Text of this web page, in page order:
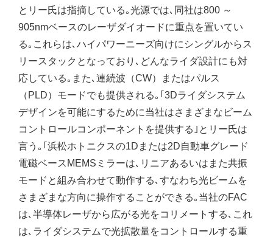
とリー氏は指摘している｡光源では､同社は800 ～
905nmベースのレーザダイオードに重点を置いてい
る｡これらは､ハイパワーニーズ向けにシングルからス
リースタックとなっており､どんなライダ設計にも対
応している｡また､連続波（CW）またはパルス
（PLD）モードでも提供される｡｢3Dライダシステム
デザインを可能にするために当社はさまざまなビーム
コントロールコンポーネントを提供する｣とリー氏は
言う｡｢浜松ホトニクスの1Dまたは2D自動車グレード
電磁ベースMEMSミラーは､リニアあるいはまた共振
モードと組み合わせて動作する､すなわち光ビームを
さまざまな方向に操作することができる｡当社のFAC
は､半導体レーザから広がる光をコリメートする､これ
は､ライダシステムで光拡散量をコントロールする重